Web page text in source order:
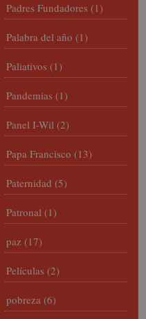
Padres Fundadores (1)
Palabra del año (1)
Paliativos (1)
Pandemias (1)
Panel I-Wil (2)
Papa Francisco (13)
Paternidad (5)
Patronal (1)
paz (17)
Películas (2)
pobreza (6)